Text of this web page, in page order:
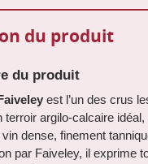
du produit
du produit
est l’un des crus
terroir argilo-calcaire
dense, finement
par Faiveley, il exprime